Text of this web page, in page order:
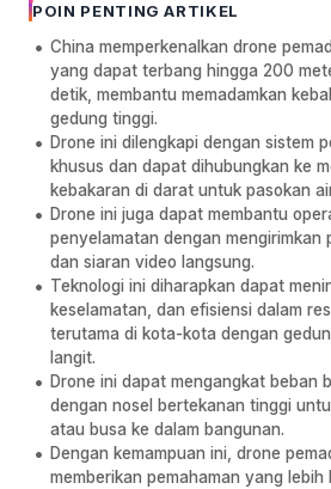
POIN PENTING ARTIKEL
China memperkenalkan drone
yang dapat terbang hingga 200
detik, membantu memadamkan
gedung tinggi.
Drone ini dilengkapi dengan sistem
khusus dan dapat dihubungkan ke
kebakaran di darat untuk pasokan
Drone ini juga dapat membantu
penyelamatan dengan mengirimkan
dan siaran video langsung.
Teknologi ini diharapkan dapat
keselamatan, dan efisiensi dalam
terutama di kota-kota dengan
langit.
Drone ini dapat mengangkat beban
dengan nosel bertekanan tinggi
atau busa ke dalam bangunan.
Dengan kemampuan ini, drone
memberikan pemahaman yang